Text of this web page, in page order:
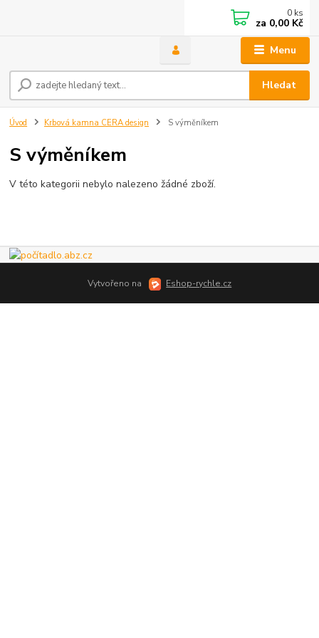
Menu
Hledat
0 ks
za 0,00 Kč
Úvod Krbová kamna CERA design S výměníkem
S výměníkem
V této kategorii nebylo nalezeno žádné zboží.
Vytvořeno na Eshop-rychle.cz